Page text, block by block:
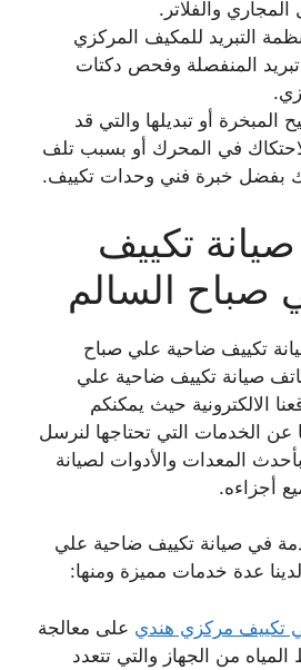
والفلاتر.
التبريد للمكيف المركزي
المنفصلة وفحص دكتات
المبخرة أو تبديلها والتي قد
في المحرك أو بسبب تلف
بفضل خبرة فني وحدات تكييف.
تكييف
صباح السالم
تكييف ضاحية علي صباح
صيانة تكييف ضاحية علي
الالكترونية حيث يمكنكم
عن الخدمات التي تحتاجها لنرسل
المعدات والأدوات لصيانة
أجزاءه.
في صيانة تكييف ضاحية علي
عدة خدمات مميزة ومنها:
تكييف مركزي هندي على معالجة
من الجهاز والتي تتعدد